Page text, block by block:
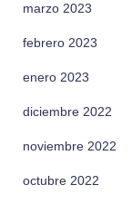
marzo 2023
febrero 2023
enero 2023
diciembre 2022
noviembre 2022
octubre 2022